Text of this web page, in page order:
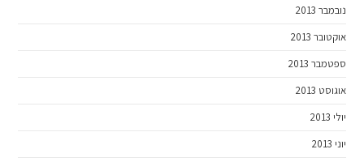
נובמבר 2013
אוקטובר 2013
ספטמבר 2013
אוגוסט 2013
יולי 2013
יוני 2013